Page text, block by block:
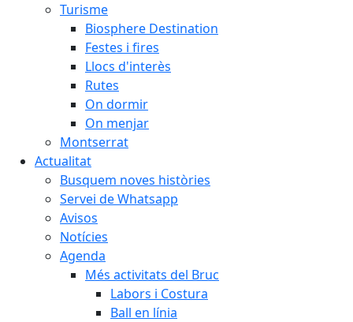
Turisme
Biosphere Destination
Festes i fires
Llocs d'interès
Rutes
On dormir
On menjar
Montserrat
Actualitat
Busquem noves històries
Servei de Whatsapp
Avisos
Notícies
Agenda
Més activitats del Bruc
Labors i Costura
Ball en línia